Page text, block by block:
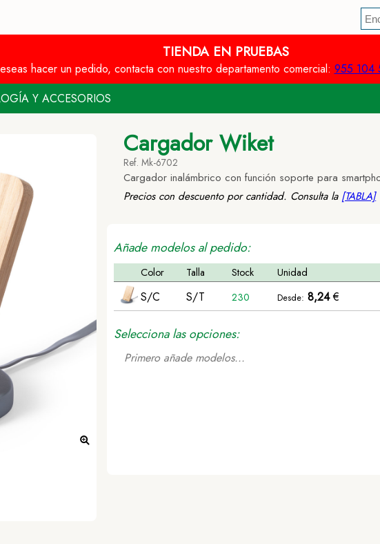
TIENDA EN PRUEBAS
hacer un pedido, contacta con nuestro departamento comercial: 955 104
Y ACCESORIOS
Cargador Wiket
Ref. Mk-6702
Cargador inalámbrico con función soporte para
Precios con descuento por cantidad. Consulta la [TABLA]
Añade modelos al pedido:
Color Talla Stock Unidad
S/C S/T 230 Desde: 8,24€
Selecciona las opciones:
Primero añade modelos...